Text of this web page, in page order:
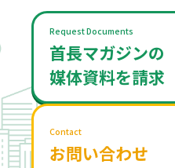
Request Documents
首長マガジンの
媒体資料を請求
Contact
お問い合わせ